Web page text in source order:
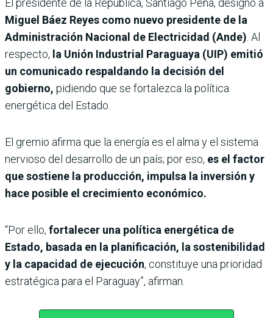
El presidente de la República, Santiago Peña, designó a
Miguel Báez Reyes como nuevo presidente de la
Administración Nacional de Electricidad (Ande) . Al
respecto, la Unión Industrial Paraguaya (UIP) emitió
un comunicado respaldando la decisión del
gobierno, pidiendo que se fortalezca la política
energética del Estado.
El gremio afirma que la energía es el alma y el sistema
nervioso del desarrollo de un país; por eso, es el factor
que sostiene la producción, impulsa la inversión y
hace posible el crecimiento económico.
“Por ello, fortalecer una política energética de
Estado, basada en la planificación, la sostenibilidad
y la capacidad de ejecución, constituye una prioridad
estratégica para el Paraguay”, afirman.